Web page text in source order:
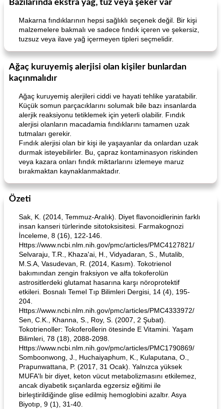
Bazılarında ekstra yağ, tuz veya şeker var
Makarna fındıklarının hepsi sağlıklı seçenek değil. Bir kişi
malzemelere bakmalı ve sadece fındık içeren ve şekersiz,
tuzsuz veya ilave yağ içermeyen tipleri seçmelidir.
Ağaç kuruyemiş alerjisi olan kişiler bunlardan
kaçınmalıdır
Ağaç kuruyemiş alerjileri ciddi ve hayati tehlike yaratabilir.
Küçük somun parçacıklarını solumak bile bazı insanlarda
alerjik reaksiyonu tetiklemek için yeterli olabilir. Fındık
alerjisi olanların macadamia fındıklarını tamamen uzak
tutmaları gerekir.
Fındık alerjisi olan bir kişi ile yaşayanlar da onlardan uzak
durmak isteyebilirler. Bu, çapraz kontaminasyon riskinden
veya kazara onları fındık miktarlarını izlemeye maruz
bırakmaktan kaynaklanmaktadır.
Özeti
Sak, K. (2014, Temmuz-Aralık). Diyet flavonoidlerinin farklı
insan kanseri türlerinde sitotoksisitesi. Farmakognozi
İnceleme, 8 (16), 122-146.
Https://www.ncbi.nlm.nih.gov/pmc/articles/PMC4127821/
Selvaraju, T.R., Khaza'ai, H., Vidyadaran, S., Mutalib,
M.S.A, Vasudevan, R. (2014, Kasım). Tokotrienol
bakımından zengin fraksiyon ve alfa tokoferolün
astrositlerdeki glutamat hasarına karşı nöroprotektif
etkileri. Bosnalı Temel Tıp Bilimleri Dergisi, 14 (4), 195-
204.
Https://www.ncbi.nlm.nih.gov/pmc/articles/PMC4333972/
Sen, C.K., Khanna, S., Roy, S. (2007, 2 Şubat).
Tokotrienoller: Tokoferollerin ötesinde E Vitamini. Yaşam
Bilimleri, 78 (18), 2088-2098.
Https://www.ncbi.nlm.nih.gov/pmc/articles/PMC1790869/
Somboonwong, J., Huchaiyaphum, K., Kulaputana, O.,
Prapunwattana, P. (2017, 31 Ocak). Yalnızca yüksek
MUFA'lı bir diyet, keton vücut metabolizmasını etkilemez,
ancak diyabetik sıçanlarda egzersiz eğitimi ile
birleştirildiğinde glise edilmiş hemoglobini azaltır. Asya
Biyotıp, 9 (1), 31-40.